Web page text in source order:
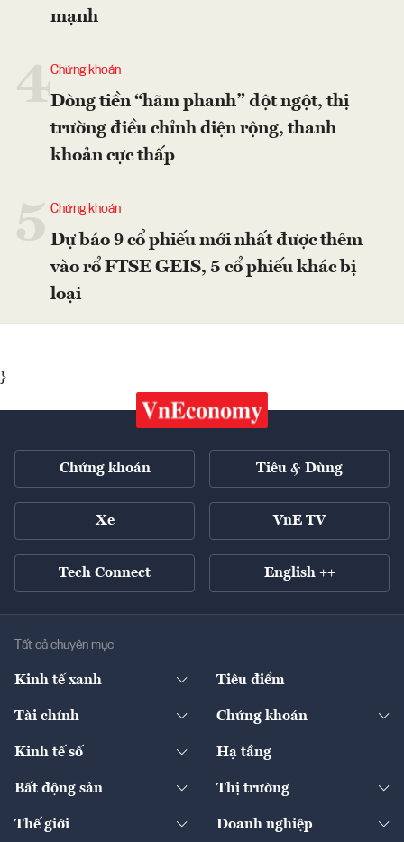
mạnh
4Chứng khoán
Dòng tiền “hãm phanh” đột ngột, thị
trường điều chỉnh diện rộng, thanh
khoản cực thấp
Chứng khoán
Dự báo 9 cổ phiếu mới nhất được thêm
vào rổ FTSE GEIS, 5 cổ phiếu khác bị
loại
}
Chứng khoán Tiêu & Dùng
Xe VnE TV
Tech Connect English ++
Tất cả chuyên mục
Kinh tế xanh
Diễn đàn
Tiêu điểm
Tài chính
Ngân hàng
Bảo hiểm
Chứng khoán
Doanh nghiệp niêm yết
Kinh tế số
Sản phẩm - Thị trường
Hạ tầng
Bất động sản
Chính sách
Thị trường
Thế giới Doanh nghiệp